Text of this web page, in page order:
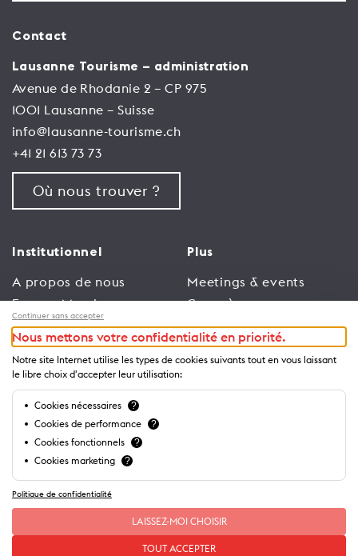
Contact
Lausanne Tourisme – administration
Avenue de Rhodanie 2 – CP 975
1001 Lausanne – Suisse
info@lausanne-tourisme.ch
+41 21 613 73 73
Où nous trouver ?
Institutionnel
A propos de nous
Espace Membres
Emploi
Conditions générales
d’utilisation
Politique de
confidentialité
Plus
Meetings & events
Congrès
Trade
Espace Médias
Annonceurs
Brochures et guides
Continuer sans accepter
Nous mettons votre confidentialité en priorité.
Notre site Internet utilise les types de cookies suivants tout en vous laissant
le libre choix d'accepter leur utilisation:
Cookies nécessaires ?
Cookies de performance ?
Cookies fonctionnels ?
Cookies marketing ?
Politique de confidentialité
LAISSEZ-MOI CHOISIR
TOUT ACCEPTER